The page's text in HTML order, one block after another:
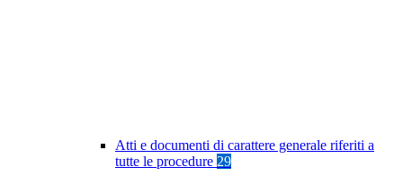
Atti e documenti di carattere generale riferiti a
tutte le procedure 29